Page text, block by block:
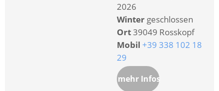
2026
Winter geschlossen
Ort39049 Rosskopf
Mobil +39 338 102 18
29
mehr Infos